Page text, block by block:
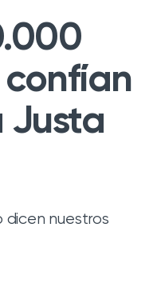
Justa
dicen nuestros